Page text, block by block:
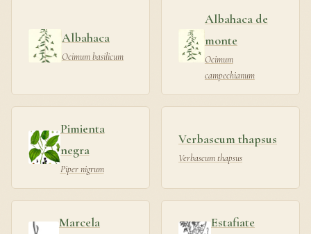
Albahaca
Ocimum basilicum
Albahaca de
monte
Ocimum
campechianum
Pimienta
negra
Piper nigrum
Verbascum thapsus
Verbascum thapsus
Marcela Estafiate